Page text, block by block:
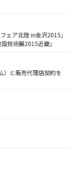
ア北陸 in金沢2015」
技術展2015近畿」
と販売代理店契約を